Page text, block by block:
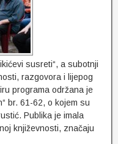
susreti“, a subotnji
razgovora i lijepog
programa održana je
br. 61-62, o kojem su
Publika je imala
književnosti, značaju